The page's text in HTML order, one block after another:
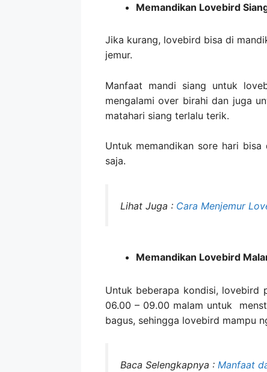
Memandikan Lovebird
Jika kurang, lovebird bisa di
jemur.
Manfaat mandi siang untuk
mengalami over birahi dan juga
matahari siang terlalu terik.
Untuk memandikan sore hari
saja.
Lihat Juga : Cara Menjemur
Memandikan Lovebird
Untuk beberapa kondisi, lovebird
06.00 – 09.00 malam untuk
bagus, sehingga lovebird mampu
Baca Selengkapnya : Manfaat